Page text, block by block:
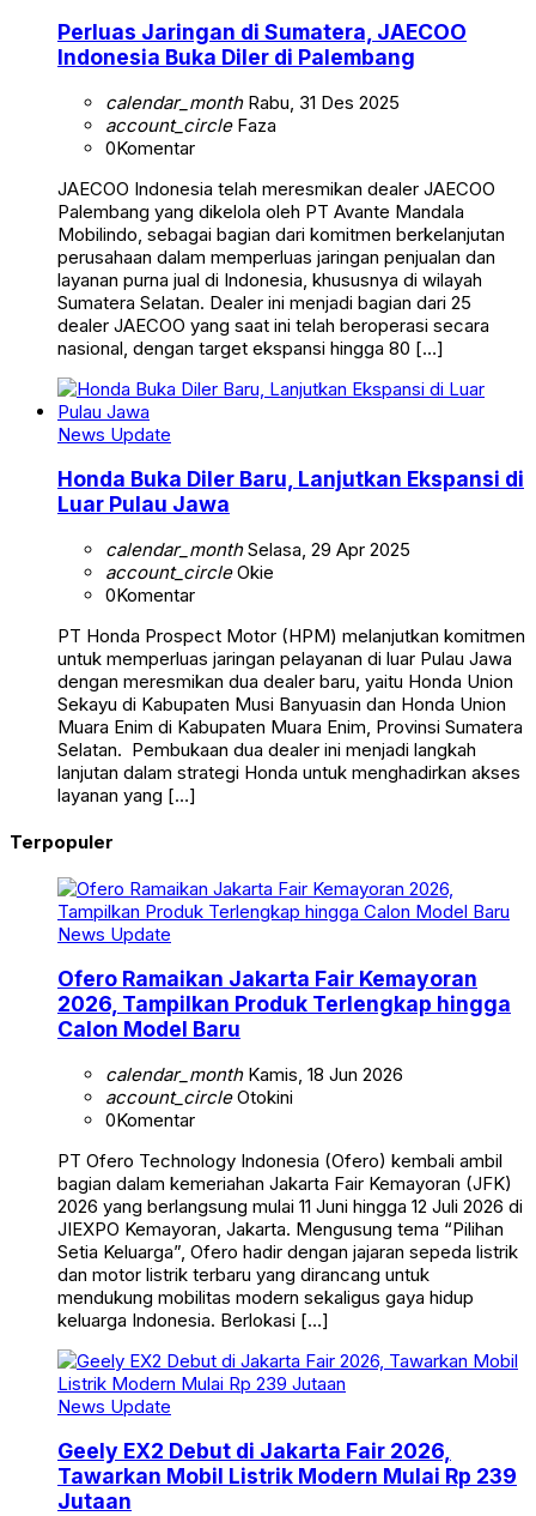
Perluas Jaringan di Sumatera, JAECOO
Indonesia Buka Diler di Palembang
calendar_monthRabu, 31 Des 2025
account_circleFaza
0Komentar
JAECOO Indonesia telah meresmikan dealer JAECOO
Palembang yang dikelola oleh PT Avante Mandala
Mobilindo, sebagai bagian dari komitmen berkelanjutan
perusahaan dalam memperluas jaringan penjualan dan
layanan purna jual di Indonesia, khususnya di wilayah
Sumatera Selatan. Dealer ini menjadi bagian dari 25
dealer JAECOO yang saat ini telah beroperasi secara
nasional, dengan target ekspansi hingga 80 […]
News Update
Honda Buka Diler Baru, Lanjutkan Ekspansi di
Luar Pulau Jawa
calendar_monthSelasa, 29 Apr 2025
account_circleOkie
0Komentar
PT Honda Prospect Motor (HPM) melanjutkan komitmen
untuk memperluas jaringan pelayanan di luar Pulau Jawa
dengan meresmikan dua dealer baru, yaitu Honda Union
Sekayu di Kabupaten Musi Banyuasin dan Honda Union
Muara Enim di Kabupaten Muara Enim, Provinsi Sumatera
Selatan. Pembukaan dua dealer ini menjadi langkah
lanjutan dalam strategi Honda untuk menghadirkan akses
layanan yang […]
Terpopuler
News Update
Ofero Ramaikan Jakarta Fair Kemayoran
2026, Tampilkan Produk Terlengkap hingga
Calon Model Baru
calendar_monthKamis, 18 Jun 2026
account_circleOtokini
0Komentar
PT Ofero Technology Indonesia (Ofero) kembali ambil
bagian dalam kemeriahan Jakarta Fair Kemayoran (JFK)
2026 yang berlangsung mulai 11 Juni hingga 12 Juli 2026 di
JIEXPO Kemayoran, Jakarta. Mengusung tema “Pilihan
Setia Keluarga”, Ofero hadir dengan jajaran sepeda listrik
dan motor listrik terbaru yang dirancang untuk
mendukung mobilitas modern sekaligus gaya hidup
keluarga Indonesia. Berlokasi […]
News Update
Geely EX2 Debut di Jakarta Fair 2026,
Tawarkan Mobil Listrik Modern Mulai Rp 239
Jutaan